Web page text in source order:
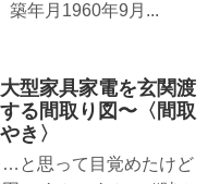
築年月1960年9月...
型家具家電を玄関渡
る間取り図〜〈間取
き〉
と思って目覚めたけど